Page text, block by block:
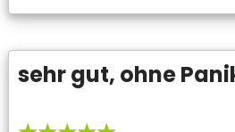
sehr gut, ohne